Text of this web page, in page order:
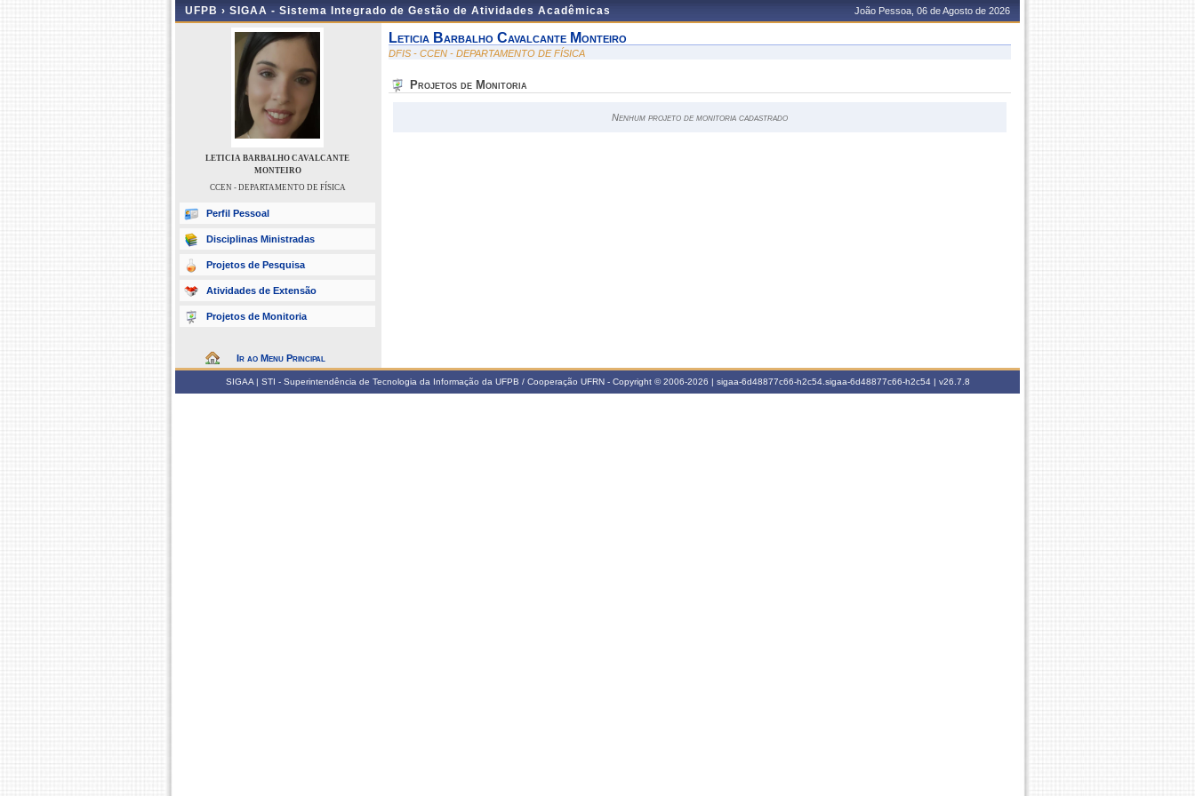
UFPB › SIGAA - Sistema Integrado de Gestão de Atividades Acadêmicas João Pessoa, 06 de Agosto de 2026
LETICIA BARBALHO CAVALCANTE
MONTEIRO
CCEN - DEPARTAMENTO DE FÍSICA
Perfil Pessoal
Disciplinas Ministradas
Projetos de Pesquisa
Atividades de Extensão
Projetos de Monitoria
Ir ao Menu Principal
Leticia Barbalho Cavalcante Monteiro
DFIS - CCEN - DEPARTAMENTO DE FÍSICA
Projetos de Monitoria
Nenhum projeto de monitoria cadastrado
SIGAA | STI - Superintendência de Tecnologia da Informação da UFPB / Cooperação UFRN - Copyright © 2006-2026 | sigaa-6d48877c66-h2c54.sigaa-6d48877c66-h2c54 | v26.7.8